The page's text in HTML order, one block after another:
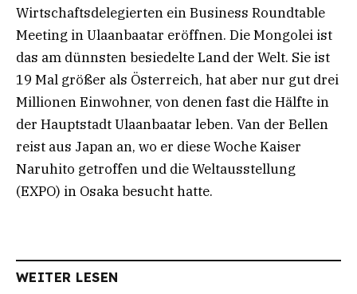
Wirtschaftsdelegierten ein Business Roundtable
Meeting in Ulaanbaatar eröffnen. Die Mongolei ist
das am dünnsten besiedelte Land der Welt. Sie ist
19 Mal größer als Österreich, hat aber nur gut drei
Millionen Einwohner, von denen fast die Hälfte in
der Hauptstadt Ulaanbaatar leben. Van der Bellen
reist aus Japan an, wo er diese Woche Kaiser
Naruhito getroffen und die Weltausstellung
(EXPO) in Osaka besucht hatte.
WEITER LESEN